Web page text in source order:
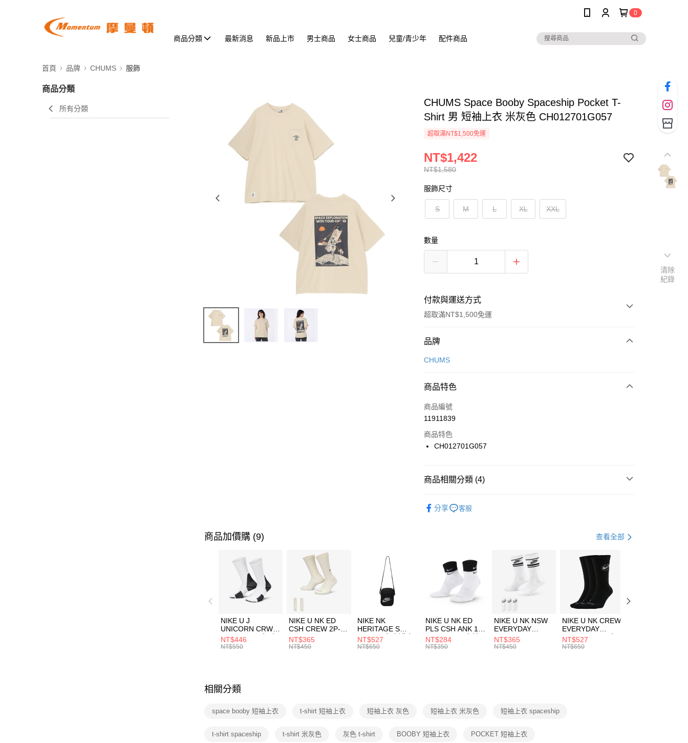
0
商品分類 最新消息 新品上市 男士商品 女士商品 兒童/青少年 配件商品
首頁 品牌 CHUMS 服飾
商品分類
所有分類
CHUMS Space Booby Spaceship Pocket T-
Shirt 男 短袖上衣 米灰色 CH012701G057
超取滿NT$1,500免運
NT$1,580
NT$1,422
服飾尺寸
S M L XL XXL
數量
付款與運送方式
超取滿NT$1,500免運
付款方式
信用卡一次付款
合作金庫商業銀行
華南商業銀行
上海商業儲蓄銀行
國泰世華商業銀行
聯邦商業銀行
台新國際商業銀行
LINE Pay
Apple Pay
【關於「AFTEE先享後付」】
３．安心：先確認商品／服務後，再付款。
【「AFTEE先享後付」結帳流程】
１．於結帳方式選擇「AFTEE先享後付」後，將跳轉至「AFTEE先享後
付」結帳頁面，進行簡訊認證並確認金額後，即可完成結帳。
２．訂單成立數日內，您將收到繳費通知簡訊。
３．收到繳費通知簡訊後14天內，點擊此簡訊中的連結，可透過四大超商
／ATM／網路銀行／等多元方式進行付款，方視為交易完成。
※ 請注意：結帳手續完成當下不需立刻繳費，但若您需要取消訂單，請聯
絡購買商品的店家。未經商家同意取消之訂單仍視為有效，需透過AFTEE
先享後付繳納相關費用。
交易，需依本服務之必要範圍內提供個人資料，並將交易相關給付款項請
２．關於個人資料處理事宜，請瀏覽以下網址：
每筆NT$100，滿NT$1,500(含以上)免運費
每筆NT$100，滿NT$1,500(含以上)免運費
付款後門市自取
每筆NT$100，滿NT$1,500(含以上)免運費
品牌
CHUMS
商品特色
商品編號
11911839
商品特色
CH012701G057
商品相關分類 (4)
分享 客服
商品加價購 (9) 查看全部
NIKE U J
UNICORN CRW
1PR -160 男女 中
統襪 FZ3393100
NT$446
NT$550
NIKE U NK ED
CSH CREW 2P-
144 EMBRDY 男
女 短統襪
NT$365
NT$450
NIKE NK
HERITAGE S
SMIT 男女 側背包
BA5871010
NT$527
NT$650
NIKE U NK ED
PLS CSH ANK 1P
144 DBL 男 中統
襪 DH4058104
NT$284
NT$350
NIKE U NK NSW
EVERYDAY
ESSENTIAL CR
男女 短統襪
NT$365
NT$450
NIKE U NK CREW
EVERYDAY
BBALL 3PR 男女
長統襪
NT$527
NT$650
相關分類
space booby 短袖上衣 t-shirt 短袖上衣 短袖上衣 灰色 短袖上衣 米灰色 短袖上衣 spaceship
t-shirt spaceship t-shirt 米灰色 灰色 t-shirt BOOBY 短袖上衣 POCKET 短袖上衣
清除
紀錄